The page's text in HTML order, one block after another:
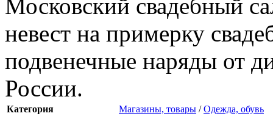
Московский свадебный
невест на примерку
подвенечные наряды от
России.
Категория Магазины, товары /Одежда, обувь